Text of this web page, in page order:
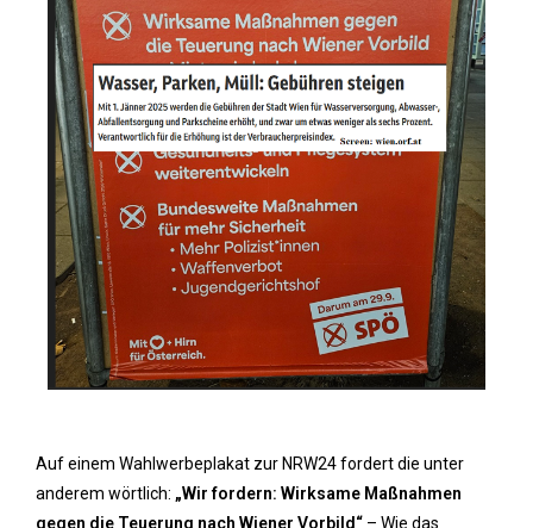
Auf einem Wahlwerbeplakat zur NRW24 fordert die unter
anderem wörtlich: „Wir fordern: Wirksame Maßnahmen
gegen die Teuerung nach Wiener Vorbild“ – Wie das